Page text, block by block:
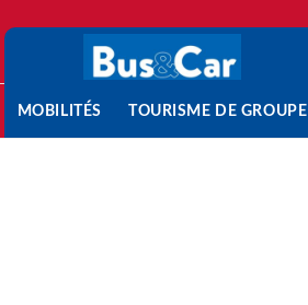
MOBILITÉS TOURISME DE GROUPE